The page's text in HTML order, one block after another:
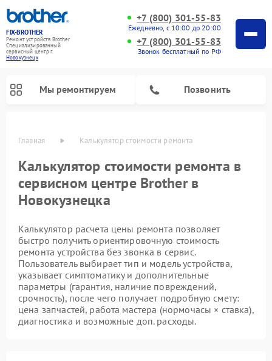
FIX-BROTHER
Ремонт устройств Brother
Специализированный
cервисный центр г.
Новокузнецк
+7 (800) 301-55-83
Ежедневно, с 10:00 до 20:00
+7 (800) 301-55-83
Звонок бесплатный по РФ
Мы ремонтируем Позвонить
Главная Калькулятор стоимости ремонта
Калькулятор стоимости ремонта в
сервисном центре Brother в
Новокузнецка
Калькулятор расчета цены ремонта позволяет
быстро получить ориентировочную стоимость
ремонта устройства без звонка в сервис.
Пользователь выбирает тип и модель устройства,
указывает симптоматику и дополнительные
параметры (гарантия, наличие повреждений,
срочность), после чего получает подробную смету:
цена запчастей, работа мастера (нормочасы × ставка),
диагностика и возможные доп. расходы.